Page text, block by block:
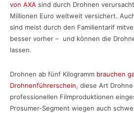
von AXA sind durch Drohnen
Millionen Euro weltweit versichert.
sind meist durch den Familientarif
besser vorher – und können die
lassen.
Drohnen ab fünf Kilogramm brauchen
Drohnenführerschein, diese Art
professionellen Filmproduktionen
Prosumer-Segment wiegen auch